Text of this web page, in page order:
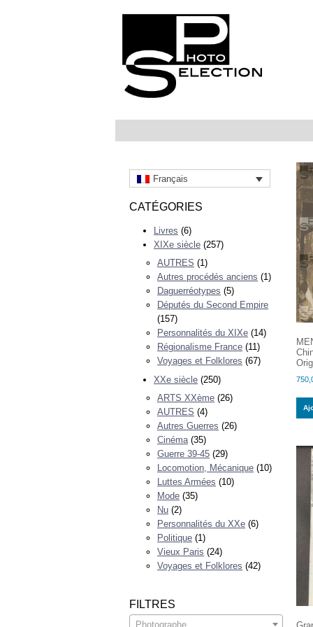
Français
CATÉGORIES
Livres (6)
XIXe siècle (257)
AUTRES (1)
Autres procédés anciens (1)
Daguerréotypes (5)
Députés du Second Empire
(157)
Personnalités du XIXe (14)
Régionalisme France (11)
Voyages et Folklores (67)
XXe siècle (250)
ARTS XXème (26)
AUTRES (4)
Autres Guerres (26)
Cinéma (35)
Guerre 39-45 (29)
Locomotion, Mécanique (10)
Luttes Armées (10)
Mode (35)
Nu (2)
Personnalités du XXe (6)
Politique (1)
Vieux Paris (24)
Voyages et Folklores (42)
FILTRES
Photographe